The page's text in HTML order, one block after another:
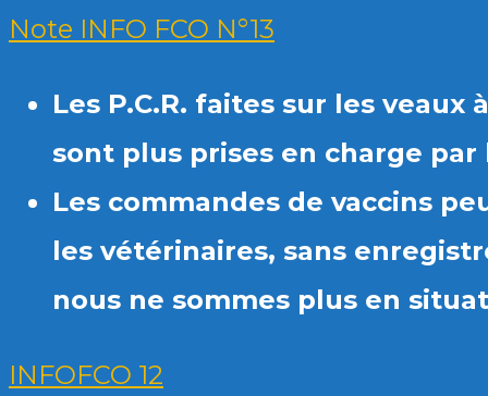
Note INFO FCO N°13
Les P.C.R. faites sur les veaux
sont plus prises en charge par
Les commandes de vaccins
les vétérinaires, sans
nous ne sommes plus en
INFOFCO 12